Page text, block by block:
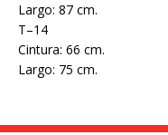
Largo: 87 cm.
T–14
Cintura: 66 cm.
Largo: 75 cm.